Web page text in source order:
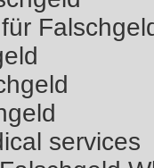
services